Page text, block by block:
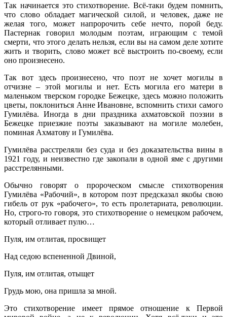
Так начинается это стихотворение. Всё-таки будем помнить,
что слово обладает магической силой, и человек, даже не
желая того, может напророчить себе нечто, порой беду.
Пастернак говорил молодым поэтам, играющим с темой
смерти, что этого делать нельзя, если вы на самом деле хотите
жить и творить, слово может всё выстроить по-своему, если
оно произнесено.
Так вот здесь произнесено, что поэт не хочет могилы в
отчизне – этой могилы и нет. Есть могила его матери в
маленьком тверском городке Бежецке, здесь можно положить
цветы, поклониться Анне Ивановне, вспомнить стихи самого
Гумилёва. Иногда в дни праздника ахматовской поэзии в
Бежецке приезжие поэты заказывают на могиле молебен,
поминая Ахматову и Гумилёва.
Гумилёва расстреляли без суда и без доказательства вины в
1921 году, и неизвестно где закопали в одной яме с другими
расстрелянными.
Обычно говорят о пророческом смысле стихотворения
Гумилёва «Рабочий», в котором поэт предсказал якобы свою
гибель от рук «рабочего», то есть пролетариата, революции.
Но, строго-то говоря, это стихотворение о немецком рабочем,
который отливает пулю…
Пуля, им отлитая, просвищет
Над седою вспененной Двиной,
Пуля, им отлитая, отыщет
Грудь мою, она пришла за мной.
Это стихотворение имеет прямое отношение к Первой